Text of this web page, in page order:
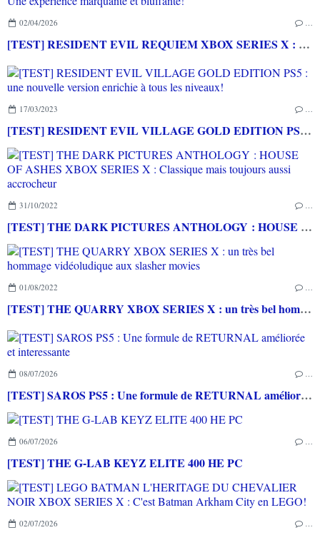
02/04/2026
[TEST] RESIDENT EVIL REQUIEM XBOX SERIES X : Une expérience marquante et bluffante!
17/03/2023
[TEST] RESIDENT EVIL VILLAGE GOLD EDITION PS5 : une nouvelle version enrichie à tous les niveaux!
31/10/2022
[TEST] THE DARK PICTURES ANTHOLOGY : HOUSE OF ASHES XBOX SERIES X : Classique mais toujours aussi accrocheur
01/08/2022
[TEST] THE QUARRY XBOX SERIES X : un très bel hommage vidéoludique aux slasher movies
08/07/2026
[TEST] SAROS PS5 : Une formule de RETURNAL améliorée et interessante
06/07/2026
[TEST] THE G-LAB KEYZ ELITE 400 HE PC
02/07/2026